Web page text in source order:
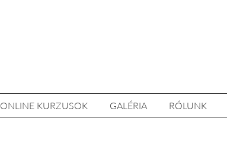
ONLINE KURZUSOK GALÉRIA RÓLUNK